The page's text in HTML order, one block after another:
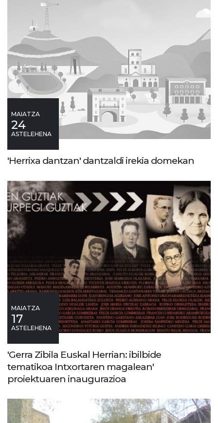
MAIATZA
24
ASTELEHENA
'Herrixa dantzan' dantzaldi irekia domekan
MAIATZA
17
ASTELEHENA
'Gerra Zibila Euskal Herrian: ibilbide
tematikoa Intxortaren magalean'
proiektuaren inaugurazioa